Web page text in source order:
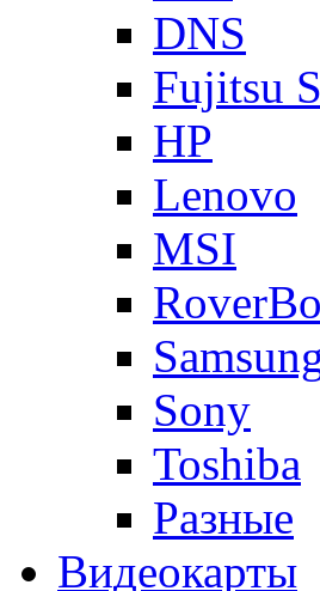
DNS
Fujitsu
HP
Lenovo
MSI
Sony
Toshiba
Разные
Видеокарты